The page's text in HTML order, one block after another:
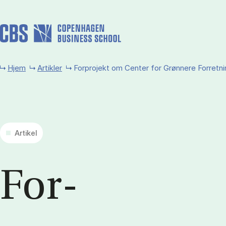
Hjem Artikler Forprojekt om Center for Grønnere
Artikel
For­